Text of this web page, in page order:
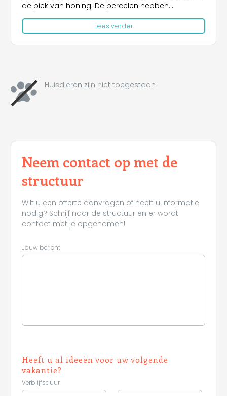
de piek van honing. De percelen hebben
afmetingen tussen 100 en 200 vierkante meter,
allemaal met elektriciteit en water, naast afvoer
voor Mobil Homes.
Homes.
In haar faciliteiten onderscheiden haar diensten
restaurant, supermarkt, Padelbaan en voetbal /
Lees verder
Huisdieren zijn niet toegestaan
Neem contact op met de
structuur
Wilt u een offerte aanvragen of heeft u informatie
nodig? Schrijf naar de structuur en er wordt
contact met je opgenomen!
Jouw bericht
Heeft u al ideeën voor uw volgende
vakantie?
Verblijfsduur